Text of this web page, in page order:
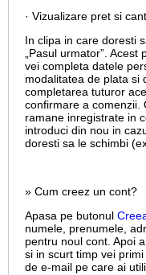
· Vizualizare pret si
In clipa in care doresti
„Pasul urmator”.
vei completa datele
modalitatea de plata si
completarea tuturor
confirmare a comenzii.
ramane inregistrate in
introduci din nou in
doresti sa le schimbi
» Cum creez un cont?
Apasa pe butonul
numele, prenumele,
pentru noul cont. Apoi
si in scurt timp vei
de e-mail pe care ai